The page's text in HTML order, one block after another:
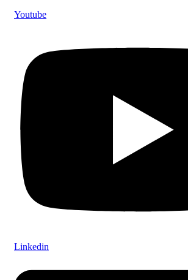
Youtube
Linkedin